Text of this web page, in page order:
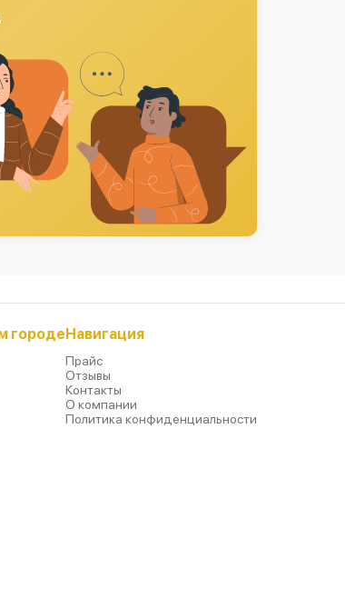
городеНавигация
Прайс
Отзывы
Контакты
О компании
Политика конфиденциальности